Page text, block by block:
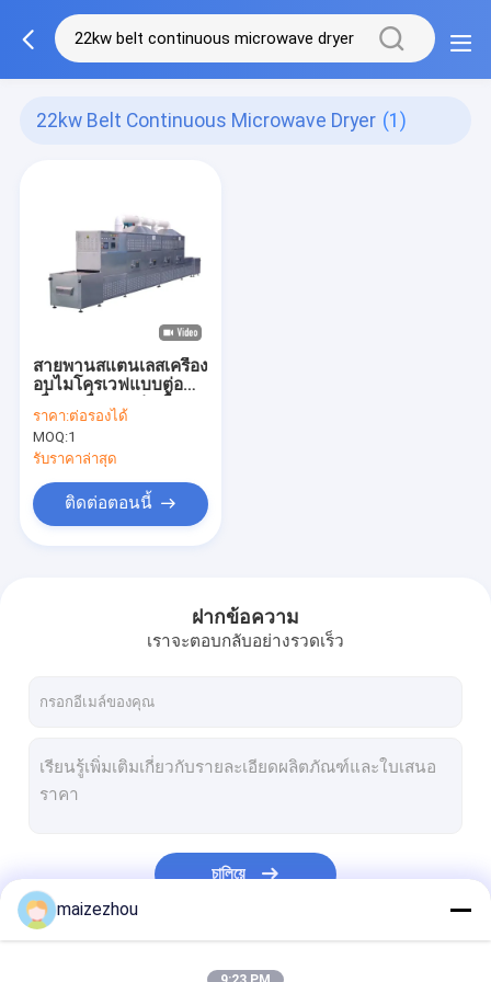
22kw Belt Continuous Microwave Dryer (1)
สายพานสแตนเลสเครื่อง
อบไมโครเวฟแบบต่อ
เนื่องเครื่องอบฆ่าเชื้อ
สายพานลำเลียง
ราคา:ต่อรองได้
MOQ:1
รับราคาล่าสุด
ติดต่อตอนนี้
ฝากข้อความ
เราจะตอบกลับอย่างรวดเร็ว
চালিয়ে
maizezhou